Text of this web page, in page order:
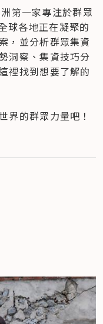
第一家專注於群眾
球各地正在凝聚的
，並分析群眾集資
洞察、集資技巧分
裡找到想要了解的
界的群眾力量吧！